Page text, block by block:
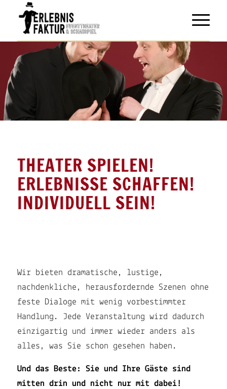
IMPRO-ERLEBNIS
THEATER SPIELEN!
ERLEBNISSE SCHAFFEN!
INDIVIDUELL SEIN!
Wir bieten dramatische, lustige,
nachdenkliche, herausfordernde Szenen ohne
feste Dialoge mit wenig vorbestimmter
Handlung. Jede Veranstaltung wird dadurch
einzigartig und immer wieder anders als
alles, was Sie schon gesehen haben.
Und das Beste: Sie und Ihre Gäste sind
mitten drin und nicht nur mit dabei!